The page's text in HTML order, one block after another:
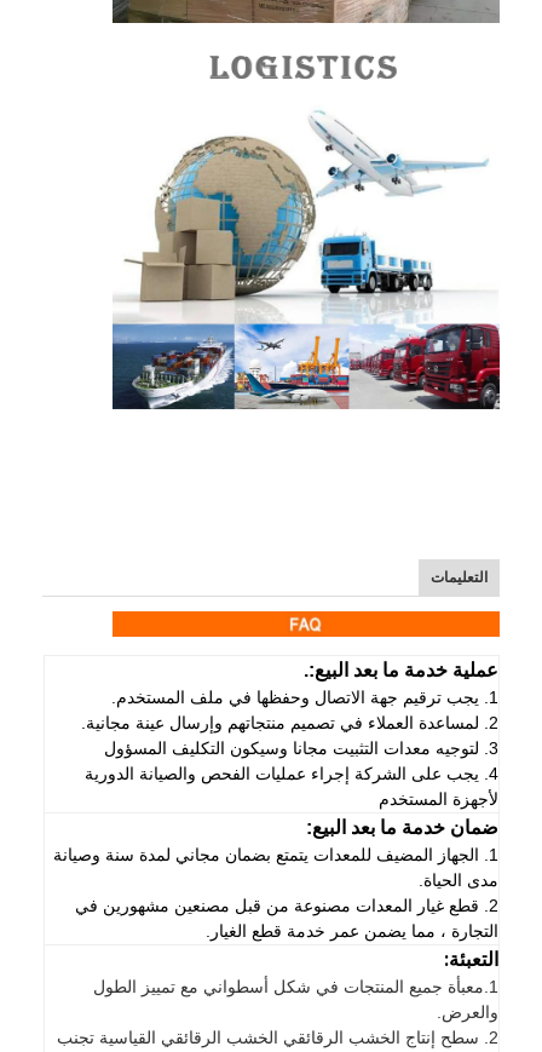
التعليمات
عملية خدمة ما بعد البيع:.
1. يجب ترقيم جهة الاتصال وحفظها في ملف المستخدم.
2. لمساعدة العملاء في تصميم منتجاتهم وإرسال عينة مجانية.
3. لتوجيه معدات التثبيت مجانا وسيكون التكليف المسؤول
4. يجب على الشركة إجراء عمليات الفحص والصيانة الدورية
لأجهزة المستخدم
ضمان خدمة ما بعد البيع:
1. الجهاز المضيف للمعدات يتمتع بضمان مجاني لمدة سنة وصيانة
مدى الحياة.
2. قطع غيار المعدات مصنوعة من قبل مصنعين مشهورين في
التجارة ، مما يضمن عمر خدمة قطع الغيار.
التعبئة:
1. معبأة جميع المنتجات في شكل أسطواني مع تمييز الطول
والعرض.
2. سطح إنتاج الخشب الرقائقي الخشب الرقائقي القياسية تجنب